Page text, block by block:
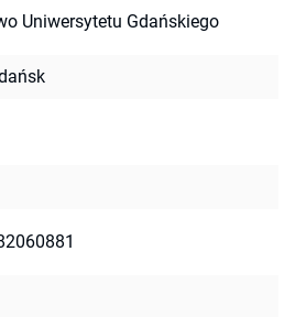
Uniwersytetu Gdańskiego